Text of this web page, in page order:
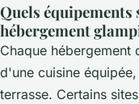
Quels équipements
hébergement
Chaque hébergement
d'une cuisine
terrasse. Certains